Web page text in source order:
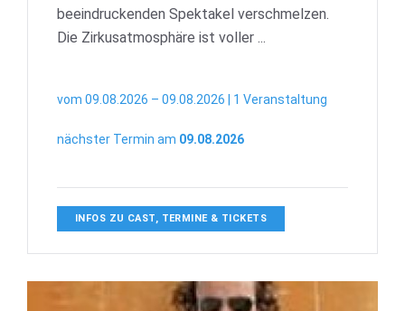
beeindruckenden Spektakel verschmelzen.
Die Zirkusatmosphäre ist voller ...
vom 09.08.2026 – 09.08.2026 | 1 Veranstaltung
nächster Termin am 09.08.2026
INFOS ZU CAST, TERMINE & TICKETS